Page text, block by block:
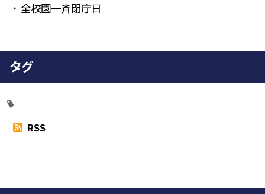
全校園一斉閉庁日
タグ
RSS